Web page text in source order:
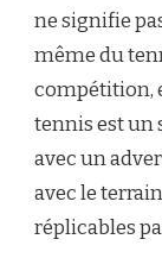
ne signifie
même du
compétition,
tennis est un
avec un
avec le
réplicables